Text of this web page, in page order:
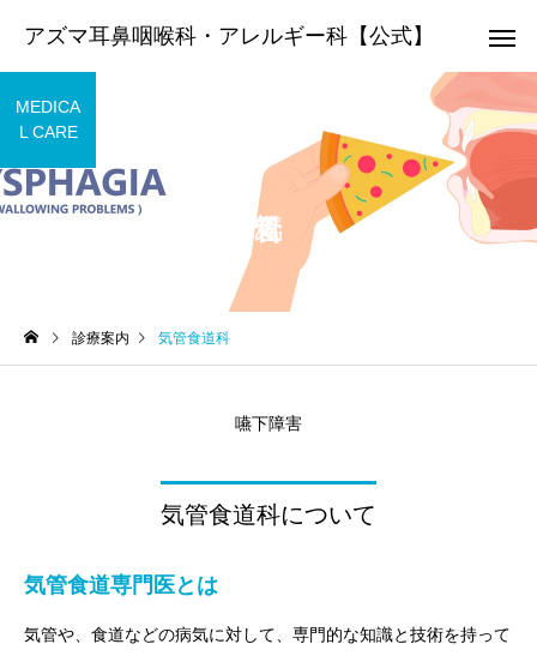
アズマ耳鼻咽喉科・アレルギー科【公式】
アレルギー科
「鼻の日」鼻の健康を見直
オレキシン受容体拮抗
MEDICA
L CARE
診療案内 気管食道科
嚥下障害
気管食道科について
気管食道専門医とは
気管や、食道などの病気に対して、専門的な知識と技術を持って